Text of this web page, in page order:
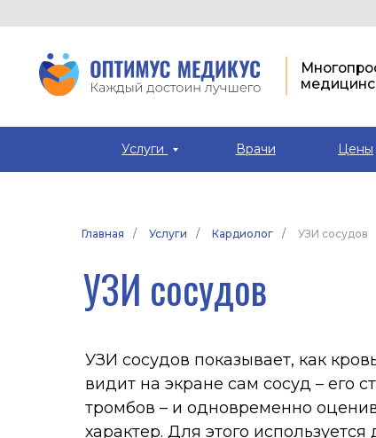
медицинский
Услуги Врачи Цены
Главная / Услуги / Кардиолог / УЗИ сосудов
тромбов – и одновременно оценивает
характер. Для этого используется
исследование часто называют УЗДГ
Процедура неинвазивная, без
УЗИ сосудов